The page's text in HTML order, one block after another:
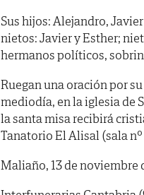
Sus hijos: Alejandro,
nietos: Javier y Esther;
hermanos políticos,
Ruegan una oración por su
mediodía, en la iglesia de
la santa misa recibirá
Tanatorio El Alisal (sala nº
Maliaño, 13 de noviembre